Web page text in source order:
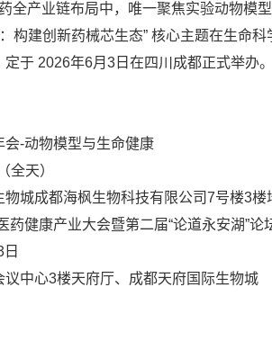
产业链布局中，唯一聚焦实验动物模
构建创新药械芯生态” 核心主题在生命
于 2026年6月3日在四川成都正式举办
-动物模型与生命健康
全天）
城成都海枫生物科技有限公司7号楼3楼
药健康产业大会暨第二届“论道永安湖”论
中心3楼天府厅、成都天府国际生物城